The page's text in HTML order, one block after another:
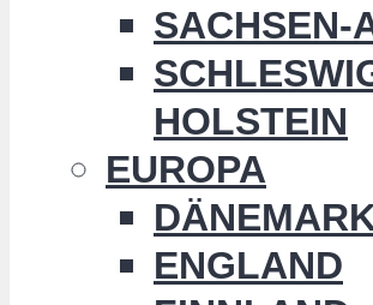
SACHSEN-
HOLSTEIN
EUROPA
ENGLAND